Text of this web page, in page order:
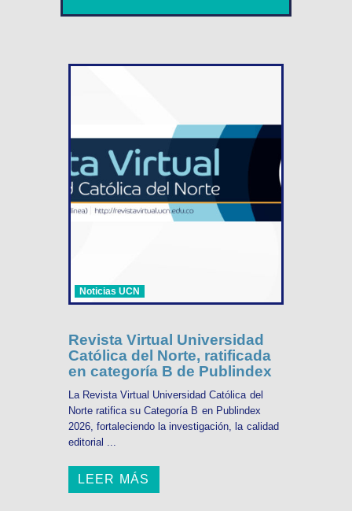
Noticias UCN
Revista Virtual Universidad
Católica del Norte, ratificada
en categoría B de Publindex
La Revista Virtual Universidad Católica del
Norte ratifica su Categoría B en Publindex
2026, fortaleciendo la investigación, la calidad
editorial ...
LEER MÁS